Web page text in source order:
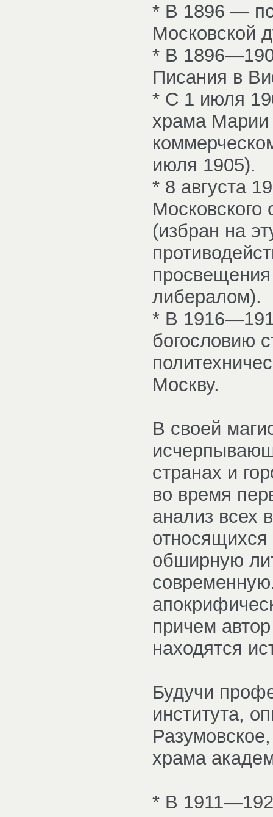
* В 1896 —
Московской
* В
Писания в
* С 1 июля
храма Марии
июля 1905).
* 8 августа
Московского
(избран на
либералом).
* В
богословию
Москву.
В своей
странах и
во время
анализ всех
обширную
причем
находятся
Будучи
института,
храма
* В